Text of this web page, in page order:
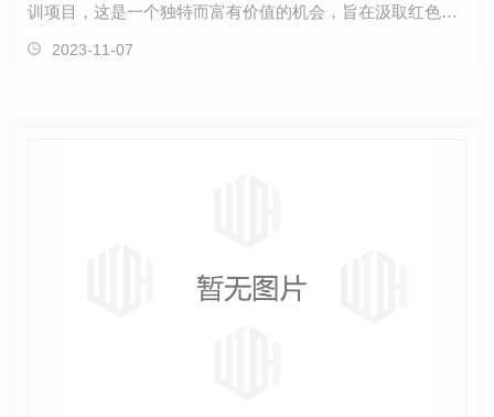
训项目，这是一个独特而富有价值的机会，旨在汲取红色智
慧，并帮助个体提升..能力。延安作为中国革命的重要…
2023-11-07